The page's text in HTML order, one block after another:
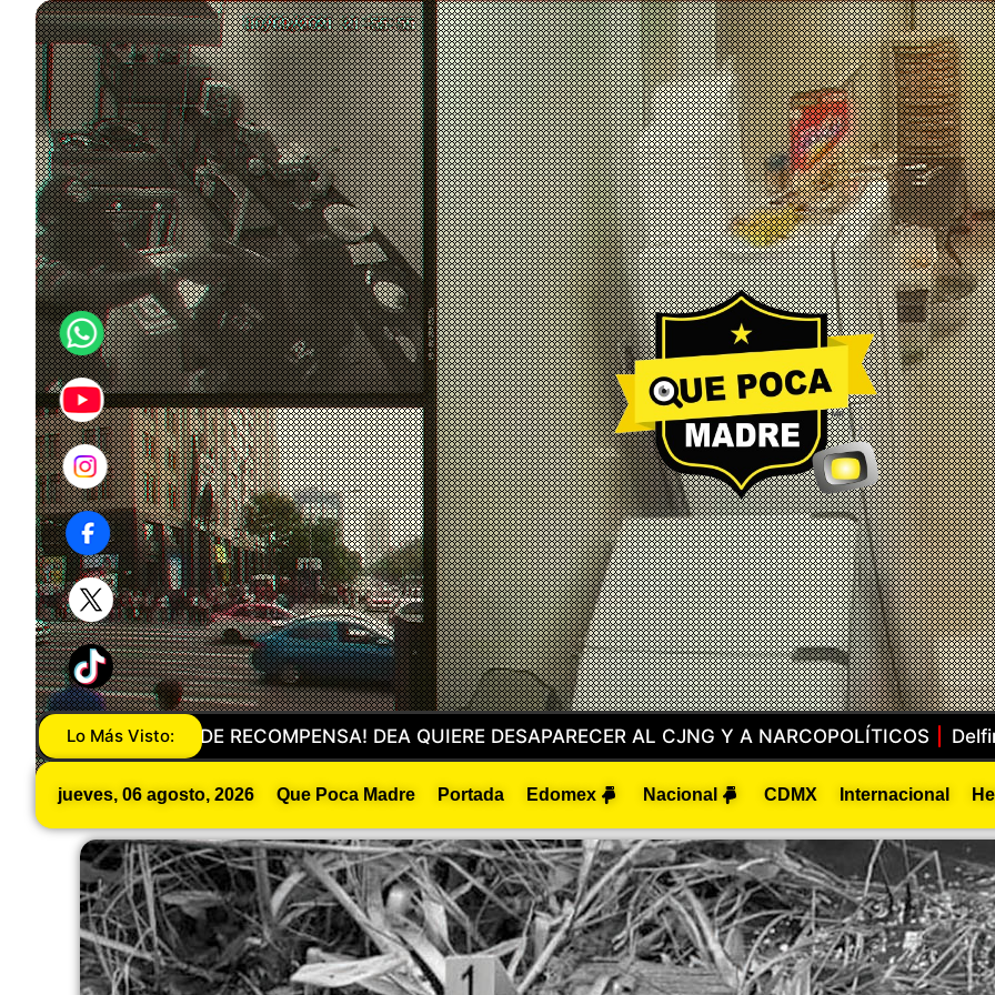
Lo Más Visto:
DESAPARECER AL CJNG Y A NARCOPOLÍTICOS Delfina Gómez Suma Al Edoméx A La Jornada
jueves, 06 agosto, 2026 Que Poca Madre Portada Edomex Nacional CDMX Internacional